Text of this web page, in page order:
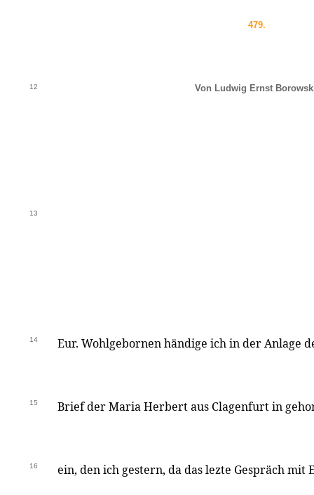
479.
12 Von Ludwig Ernst
13
14 Eur. Wohlgebornen händige ich in der Anlage
15 Brief der Maria Herbert aus Clagenfurt in
16 ein, den ich gestern, da das lezte Gespräch mit